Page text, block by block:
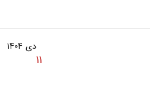
دی ۱۴۰۴
۱۱